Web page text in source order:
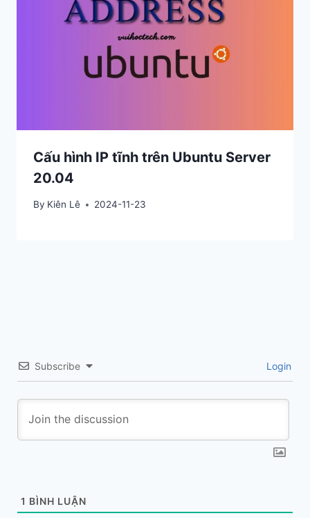
Cấu hình IP tĩnh trên Ubuntu Server
20.04
By Kiên Lê 2024-11-23
Subscribe Login
1 BÌNH LUẬN